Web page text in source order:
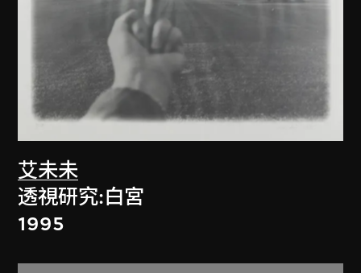
艾未未
透視研究:白宮
1995